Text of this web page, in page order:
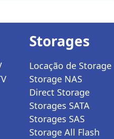
Storages
Locação de Storage
Storage NAS
Direct Storage
Storages SATA
Storages SAS
Storage All Flash